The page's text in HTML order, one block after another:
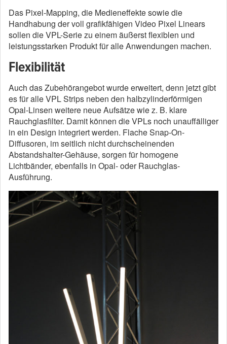
Das Pixel-Mapping, die Medieneffekte sowie die
Handhabung der voll grafikfähigen Video Pixel Linears
sollen die VPL-Serie zu einem äußerst flexiblen und
leistungsstarken Produkt für alle Anwendungen machen.
Flexibilität
Auch das Zubehörangebot wurde erweitert, denn jetzt gibt
es für alle VPL Strips neben den halbzylinderförmigen
Opal-Linsen weitere neue Aufsätze wie z. B. klare
Rauchglasfilter. Damit können die VPLs noch unauffälliger
in ein Design integriert werden. Flache Snap-On-
Diffusoren, im seitlich nicht durchscheinenden
Abstandshalter-Gehäuse, sorgen für homogene
Lichtbänder, ebenfalls in Opal- oder Rauchglas-
Ausführung.